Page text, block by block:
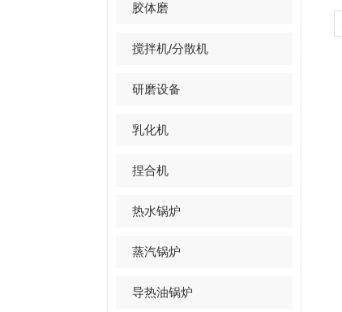
胶体磨
搅拌机/分散机
研磨设备
乳化机
捏合机
热水锅炉
蒸汽锅炉
导热油锅炉